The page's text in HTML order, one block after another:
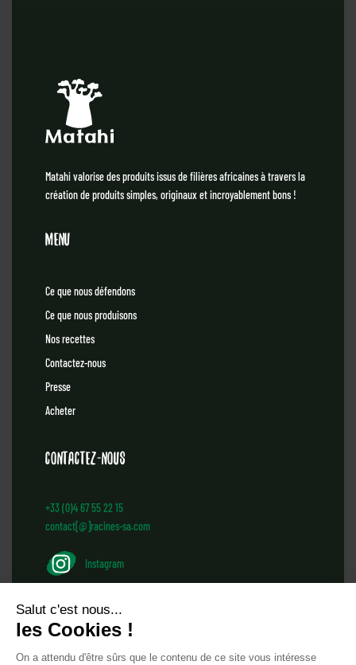
Matahi valorise des produits issus de filières africaines à travers la
création de produits simples, originaux et incroyablement bons !
Menu
Ce que nous défendons
Ce que nous produisons
Nos recettes
Contactez-nous
Presse
Acheter
Contactez-nous
+33 (0)4 67 55 22 15
contact[@]racines-sa.com
Instagram
Salut c'est nous...
les Cookies !
On a attendu d'être sûrs que le contenu de ce site vous intéresse